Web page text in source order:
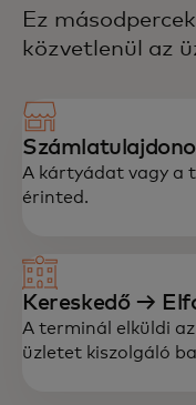
Ez
közvetlenül az
A kártyádat vagy a
érinted.
Kereskedő →
A terminál elküldi
üzletet kiszolgáló